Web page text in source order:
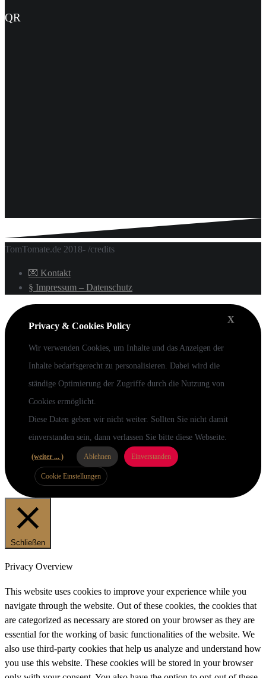
QR
TomTomate.de 2018- /credits
💌 Kontakt
§ Impressum – Datenschutz
X
Privacy & Cookies Policy
Wir verwenden Cookies, um Inhalte und das Anzeigen der
Inhalte bedarfsgerecht zu personalisieren. Dabei wird die
ständige Optimierung der Zugriffe durch die Nutzung von
Cookies ermöglicht.
Diese Daten geben wir nicht weiter. Sollten Sie nicht damit
einverstanden sein, dann verlassen Sie bitte diese Webseite.
(weiter ... ) Ablehnen Einverstanden
Cookie Einstellungen
Schließen
Privacy Overview
This website uses cookies to improve your experience while you
navigate through the website. Out of these cookies, the cookies that
are categorized as necessary are stored on your browser as they are
essential for the working of basic functionalities of the website. We
also use third-party cookies that help us analyze and understand how
you use this website. These cookies will be stored in your browser